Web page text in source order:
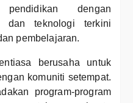
dengan
dan teknologi terkini
pembelajaran.
berusaha untuk
komuniti setempat.
program-program